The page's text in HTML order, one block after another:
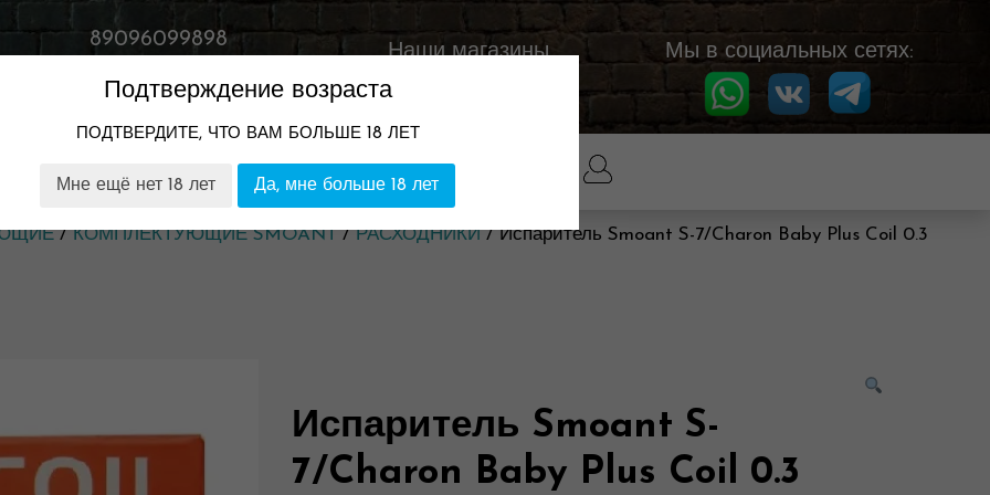
89096099898
11:00-23:00
Наши магазины Мы в социальных сетях:
НАШИ МАГАЗИНЫ ГАРАНТИЯ И ВОЗВРАТ
/КОМПЛЕКТУЮЩИЕ SMOANT/РАСХОДНИКИ/ Испаритель Smoant S-7/Charon Baby Plus Coil 0.3
Испаритель Smoant S-
7/Charon Baby Plus Coil 0.3
Подтверждение возраста
ПОДТВЕРДИТЕ, ЧТО ВАМ БОЛЬШЕ 18 ЛЕТ
Мне ещё нет 18 лет Да, мне больше 18 лет